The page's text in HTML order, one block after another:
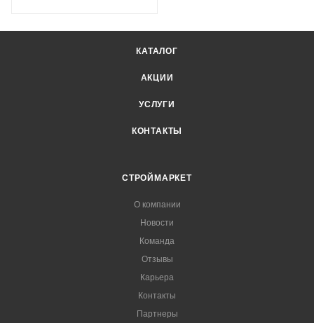
КАТАЛОГ
АКЦИИ
УСЛУГИ
КОНТАКТЫ
СТРОЙМАРКЕТ
О компании
Новости
Команда
Отзывы
Карьера
Контакты
Партнеры